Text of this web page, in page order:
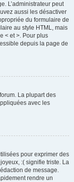
L’administrateur peut
aussi les désactiver
du formulaire de
au style HTML, mais
< et >. Pour plus
depuis la page de
La plupart des
avec les
pour exprimer des
:( signifie triste. La
de message.
rendre un